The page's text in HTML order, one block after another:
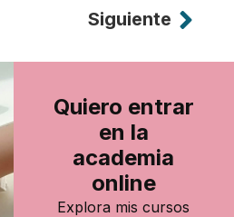
Siguiente
Quiero entrar
en la
academia
online
Explora mis cursos